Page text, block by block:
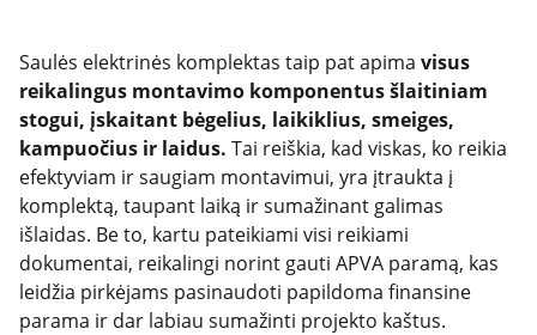
Saulės elektrinės komplektas taip pat apima visus
reikalingus montavimo komponentus šlaitiniam
stogui, įskaitant bėgelius, laikiklius, smeiges,
kampuočius ir laidus. Tai reiškia, kad viskas, ko reikia
efektyviam ir saugiam montavimui, yra įtraukta į
komplektą, taupant laiką ir sumažinant galimas
išlaidas. Be to, kartu pateikiami visi reikiami
dokumentai, reikalingi norint gauti APVA paramą, kas
leidžia pirkėjams pasinaudoti papildoma finansine
parama ir dar labiau sumažinti projekto kaštus.